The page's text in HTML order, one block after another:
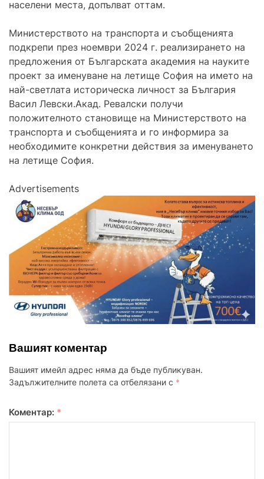
населени места, допълват оттам.
Министерството на транспорта и съобщенията
подкрепи през ноември 2024 г. реализирането на
предложения от Българската академия на науките
проект за именуване на летище София на името на
най-светлата историческа личност за България
Васил Левски.Акад. Ревалски получи
положителното становище на Министерството на
транспорта и съобщенията и го информира за
необходимите конкретни действия за именуването
на летище София.
Advertisements
Вашият коментар
Вашият имейл адрес няма да бъде публикуван.
Задължителните полета са отбелязани с *
Коментар: *